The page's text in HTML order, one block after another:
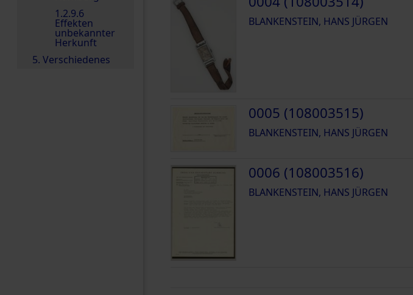
1.2.9.6
Effekten
unbekannter
Herkunft
5. Verschiedenes
BLANKENSTEIN, HANS JÜRGEN
0005 (108003515)
BLANKENSTEIN, HANS JÜRGEN
0006 (108003516)
BLANKENSTEIN, HANS JÜRGEN